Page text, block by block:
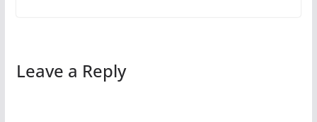
Leave a Reply